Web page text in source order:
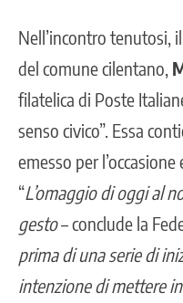
Nell’incontro tenutosi,
del comune cilentano,
filatelica di Poste
senso civico”. Essa
emesso per l’occasione
“L’omaggio di oggi al
gesto– conclude la
prima di una serie di
intenzione di mettere